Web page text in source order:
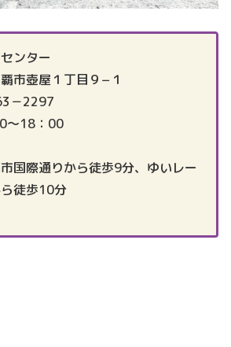
ンター
市壺屋１丁目９−１
－2297
～18：00
国際通りから徒歩9分、ゆいレー
徒歩10分